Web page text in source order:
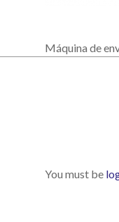
Máquina de
You must be